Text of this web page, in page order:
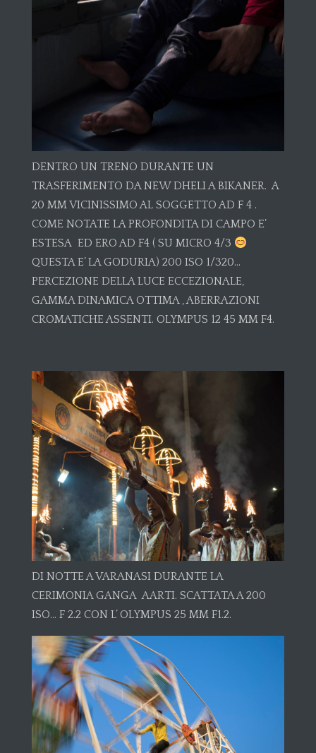
DENTRO UN TRENO DURANTE UN
TRASFERIMENTO DA NEW DHELI A BIKANER. A
20 MM VICINISSIMO AL SOGGETTO AD F 4 .
COME NOTATE LA PROFONDITA DI CAMPO E’
ESTESA ED ERO AD F4 ( SU MICRO 4/3
QUESTA E’ LA GODURIA) 200 ISO 1/320…
PERCEZIONE DELLA LUCE ECCEZIONALE,
GAMMA DINAMICA OTTIMA , ABERRAZIONI
CROMATICHE ASSENTI. OLYMPUS 12 45 MM F4.
DI NOTTE A VARANASI DURANTE LA
CERIMONIA GANGA AARTI. SCATTATA A 200
ISO… F 2.2 CON L’ OLYMPUS 25 MM F1.2.